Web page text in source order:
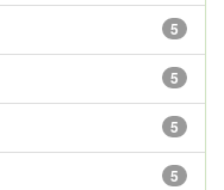
5
5
5
5